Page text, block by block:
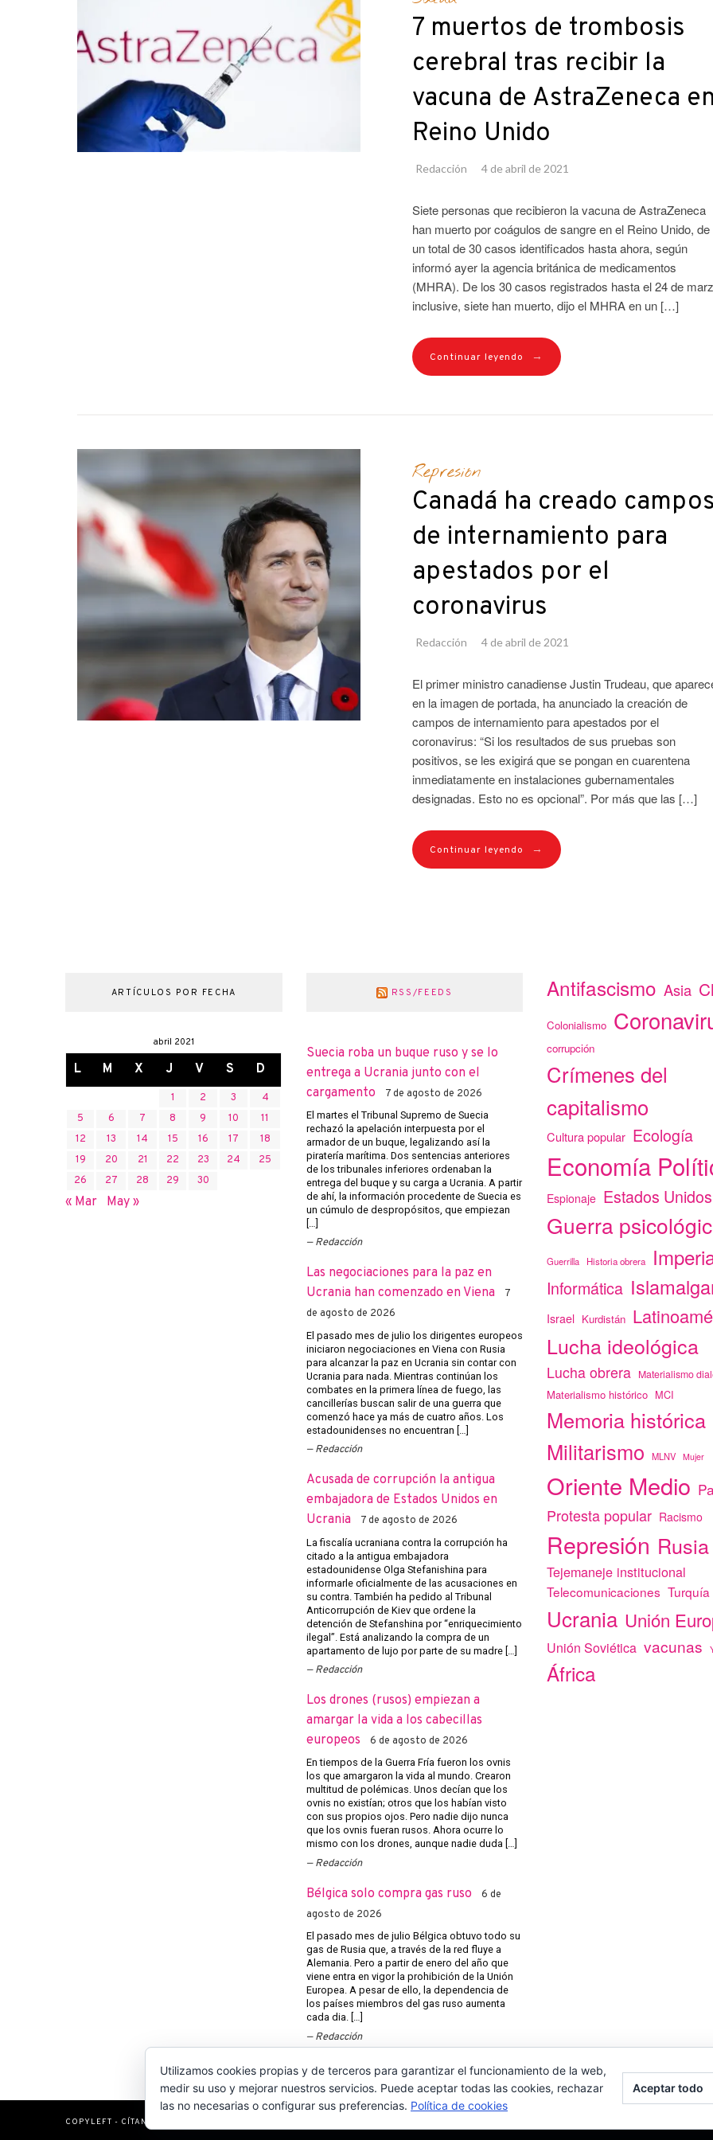
7 muertos de trombosis
cerebral tras recibir la
vacuna de AstraZeneca
Reino Unido
Redacción 4 de abril de 2021
Siete personas que recibieron la vacuna de AstraZeneca
han muerto por coágulos de sangre en el Reino Unido, de
un total de 30 casos identificados hasta ahora, según
informó ayer la agencia británica de medicamentos
(MHRA). De los 30 casos registrados hasta el 24 de
inclusive, siete han muerto, dijo el MHRA en un […]
Continuar leyendo →
Represión
Canadá ha creado
de internamiento para
apestados por el
coronavirus
Redacción 4 de abril de 2021
El primer ministro canadiense Justin Trudeau, que
en la imagen de portada, ha anunciado la creación de
campos de internamiento para apestados por el
coronavirus: “Si los resultados de sus pruebas son
positivos, se les exigirá que se pongan en cuarentena
inmediatamente en instalaciones gubernamentales
designadas. Esto no es opcional”. Por más que las […]
Continuar leyendo →
ARTÍCULOS POR FECHA
abril 2021
L M X J V S D
1 2 3
4
5
6 7 8 9 10
11
12
13 14 15 16 17
18
19
20 21 22 23 24
25
26
27 28 29 30
« Mar May »
RSS/FEEDS
Suecia roba un buque ruso y se lo
entrega a Ucrania junto con el
cargamento
7 de agosto de 2026
El martes el Tribunal Supremo de Suecia
rechazó la apelación interpuesta por el
armador de un buque, legalizando así la
piratería marítima. Dos sentencias anteriores
de los tribunales inferiores ordenaban la
entrega del buque y su carga a Ucrania. A partir
de ahí, la información procedente de Suecia es
un cúmulo de despropósitos, que empiezan
[…]
Redacción
Las negociaciones para la paz en
Ucrania han comenzado en Viena
7
de agosto de 2026
El pasado mes de julio los dirigentes europeos
iniciaron negociaciones en Viena con Rusia
para alcanzar la paz en Ucrania sin contar con
Ucrania para nada. Mientras continúan los
combates en la primera línea de fuego, las
cancillerías buscan salir de una guerra que
comenzó hace ya más de cuatro años. Los
estadounidenses no encuentran […]
Redacción
Acusada de corrupción la antigua
embajadora de Estados Unidos en
Ucrania
7 de agosto de 2026
La fiscalía ucraniana contra la corrupción ha
citado a la antigua embajadora
estadounidense Olga Stefanishina para
informarle oficialmente de las acusaciones en
su contra. También ha pedido al Tribunal
Anticorrupción de Kiev que ordene la
detención de Stefanshina por “enriquecimiento
ilegal”. Está analizando la compra de un
apartamento de lujo por parte de su madre […]
Redacción
Los drones (rusos) empiezan a
amargar la vida a los cabecillas
europeos
6 de agosto de 2026
En tiempos de la Guerra Fría fueron los ovnis
los que amargaron la vida al mundo. Crearon
multitud de polémicas. Unos decían que los
ovnis no existían; otros que los habían visto
con sus propios ojos. Pero nadie dijo nunca
que los ovnis fueran rusos. Ahora ocurre lo
mismo con los drones, aunque nadie duda […]
Redacción
Bélgica solo compra gas ruso
6 de
agosto de 2026
El pasado mes de julio Bélgica obtuvo todo su
gas de Rusia que, a través de la red fluye a
Alemania. Pero a partir de enero del año que
viene entra en vigor la prohibición de la Unión
Europea. A pesar de ello, la dependencia de
los países miembros del gas ruso aumenta
cada dia. […]
Redacción
Antifascismo Asia
Colonialismo
corrupción
Crímenes del
capitalismo
Cultura popular Ecología
Economía
Espionaje Estados Unidos
Guerra
Guerrilla Historia obrera
Informática
Israel Kurdistán
Lucha ideológica
Lucha obrera Materialismo
Materialismo histórico MCI
Memoria histórica
Militarismo
MLNV Mujer
Oriente Medio
Protesta popular Racismo
Represión Rusia
Tejemaneje institucional
Telecomunicaciones Turquía
Ucrania Unión
Unión Soviética vacunas
África
COPYLEFT - CÍTANOS SI USAS CONTENIDOS DE ESTA WEB
Utilizamos cookies propias y de terceros para garantizar el funcionamiento de la web,
medir su uso y mejorar nuestros servicios. Puede aceptar todas las cookies, rechazar
las no necesarias o configurar sus preferencias. Política de cookies
Aceptar todo